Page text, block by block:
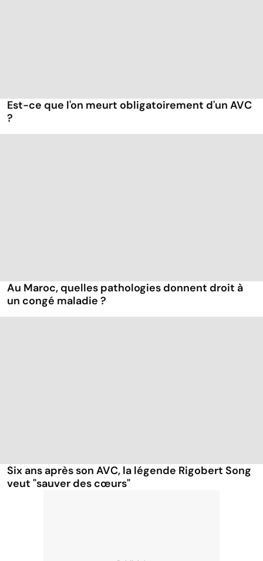
Est-ce que l'on meurt obligatoirement d'un AVC
?
Au Maroc, quelles pathologies donnent droit à
un congé maladie ?
Six ans après son AVC, la légende Rigobert Song
veut "sauver des cœurs"